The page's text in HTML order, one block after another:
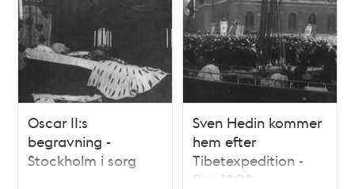
Oscar II:s
begravning -
Stockholm i sorg
Sven Hedin kommer
hem efter
Tibetexpedition -
film 1909